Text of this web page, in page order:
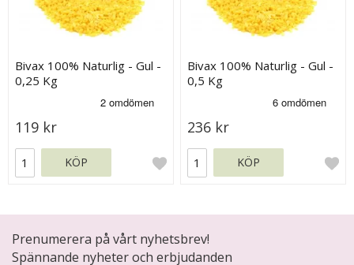
Bivax 100% Naturlig - Gul -
0,25 Kg
119 kr
KÖP
Bivax 100% Naturlig - Gul -
0,5 Kg
236 kr
KÖP
Prenumerera på vårt nyhetsbrev!
Spännande nyheter och erbjudanden